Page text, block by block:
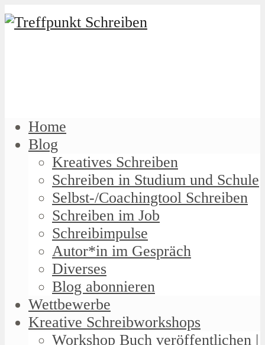
Home
Blog
Kreatives Schreiben
Schreiben in Studium und Schule
Selbst-/Coachingtool Schreiben
Schreiben im Job
Schreibimpulse
Autor*in im Gespräch
Diverses
Blog abonnieren
Wettbewerbe
Kreative Schreibworkshops
Workshop Buch veröffentlichen |